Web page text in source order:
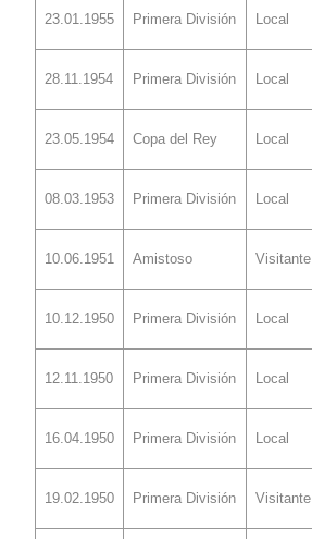
23.01.1955 Primera División Local
28.11.1954 Primera División Local
23.05.1954 Copa del Rey Local
08.03.1953 Primera División Local
10.06.1951 Amistoso Visitante
10.12.1950 Primera División Local
12.11.1950 Primera División Local
16.04.1950 Primera División Local
19.02.1950 Primera División Visitante